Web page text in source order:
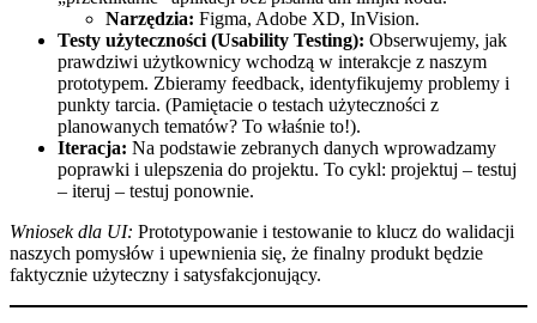
Narzędzia: Figma, Adobe XD, InVision.
Testy użyteczności (Usability Testing): Obserwujemy, jak
prawdziwi użytkownicy wchodzą w interakcje z naszym
prototypem. Zbieramy feedback, identyfikujemy problemy i
punkty tarcia. (Pamiętacie o testach użyteczności z
planowanych tematów? To właśnie to!).
Iteracja: Na podstawie zebranych danych wprowadzamy
poprawki i ulepszenia do projektu. To cykl: projektuj – testuj
– iteruj – testuj ponownie.
Wniosek dla UI: Prototypowanie i testowanie to klucz do walidacji
naszych pomysłów i upewnienia się, że finalny produkt będzie
faktycznie użyteczny i satysfakcjonujący.